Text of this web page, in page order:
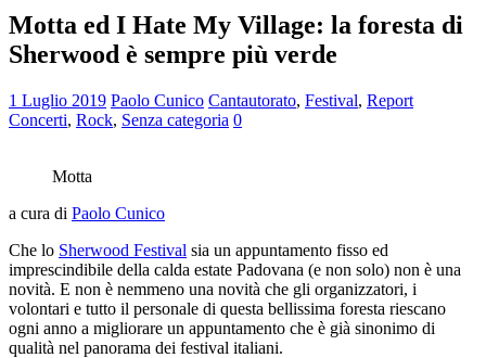
Motta ed I Hate My Village: la foresta di
Sherwood è sempre più verde
1 Luglio 2019 Paolo Cunico Cantautorato, Festival, Report
Concerti, Rock, Senza categoria 0
Motta
a cura di Paolo Cunico
Che lo Sherwood Festival sia un appuntamento fisso ed
imprescindibile della calda estate Padovana (e non solo) non è una
novità. E non è nemmeno una novità che gli organizzatori, i
volontari e tutto il personale di questa bellissima foresta riescano
ogni anno a migliorare un appuntamento che è già sinonimo di
qualità nel panorama dei festival italiani.